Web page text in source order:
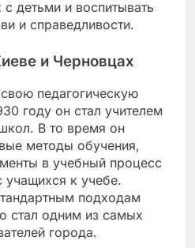
детьми и воспитывать
и справедливости.
и Черновцах
педагогическую
году он стал учителем
В то время он
методы обучения,
в учебный процесс
учащихся к учебе.
подходам
стал одним из самых
города.